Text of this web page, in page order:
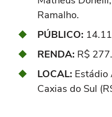
Ramalho.
PÚBLICO:
RENDA: R$
LOCAL: Estádio
Caxias do Sul